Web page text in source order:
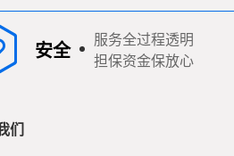
安全
服务全过程透明
担保资金保放心
们